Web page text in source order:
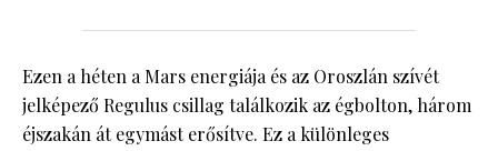
Ezen a héten a Mars energiája és az Oroszlán szívét
jelképező Regulus csillag találkozik az égbolton, három
éjszakán át egymást erősítve. Ez a különleges